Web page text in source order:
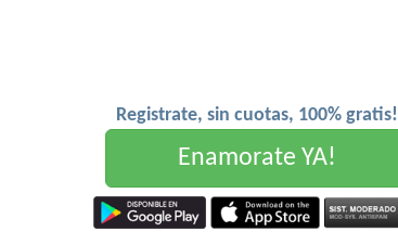
Registrate, sin cuotas, 100% gratis!
Enamorate YA!